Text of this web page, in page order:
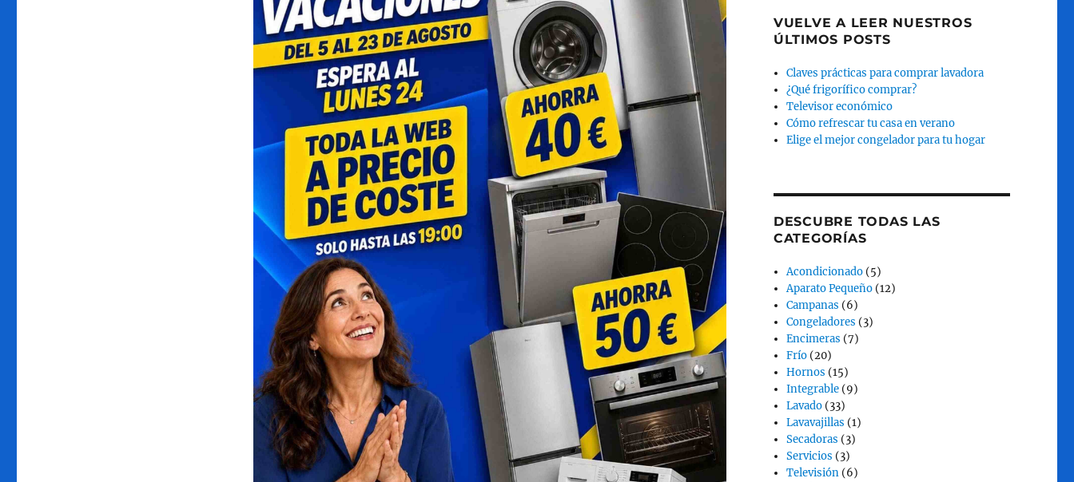
VUELVE A LEER NUESTROS
ÚLTIMOS POSTS
Claves prácticas para comprar lavadora
¿Qué frigorífico comprar?
Televisor económico
Cómo refrescar tu casa en verano
Elige el mejor congelador para tu hogar
DESCUBRE TODAS LAS
CATEGORÍAS
Acondicionado (5)
Aparato Pequeño (12)
Campanas (6)
Congeladores (3)
Encimeras (7)
Frío (20)
Hornos (15)
Integrable (9)
Lavado (33)
Lavavajillas (1)
Secadoras (3)
Servicios (3)
Televisión (6)